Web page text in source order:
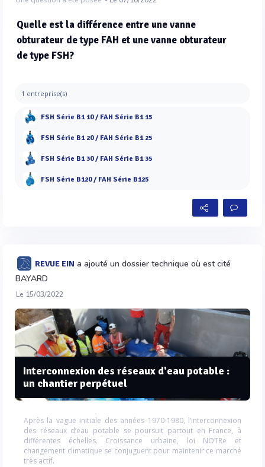
Quelle est la différence entre une vanne
obturateur de type FAH et une vanne obturateur
de type FSH?
1 entreprise(s)
FSH Série B1 10 / FAH Série B1 15
FSH Série B1 20 / FAH Série B1 25
FSH Série B1 30 / FAH Série B1 35
FSH Série B120 / FAH Série B125
REVUE EIN a ajouté un dossier technique où est cité
BAYARD
Le 15/03/2022
Interconnexion des réseaux d'eau potable :
un chantier perpétuel
Après la vague initiale des années 1970-1980, l’interconnexion
des réseaux d’eau potable se poursuit partout en France, à
différentes échelles. Croissance urbaine, loi NOTRe et
changement climatique se conjuguent pour maintenir ce marché
très actif.